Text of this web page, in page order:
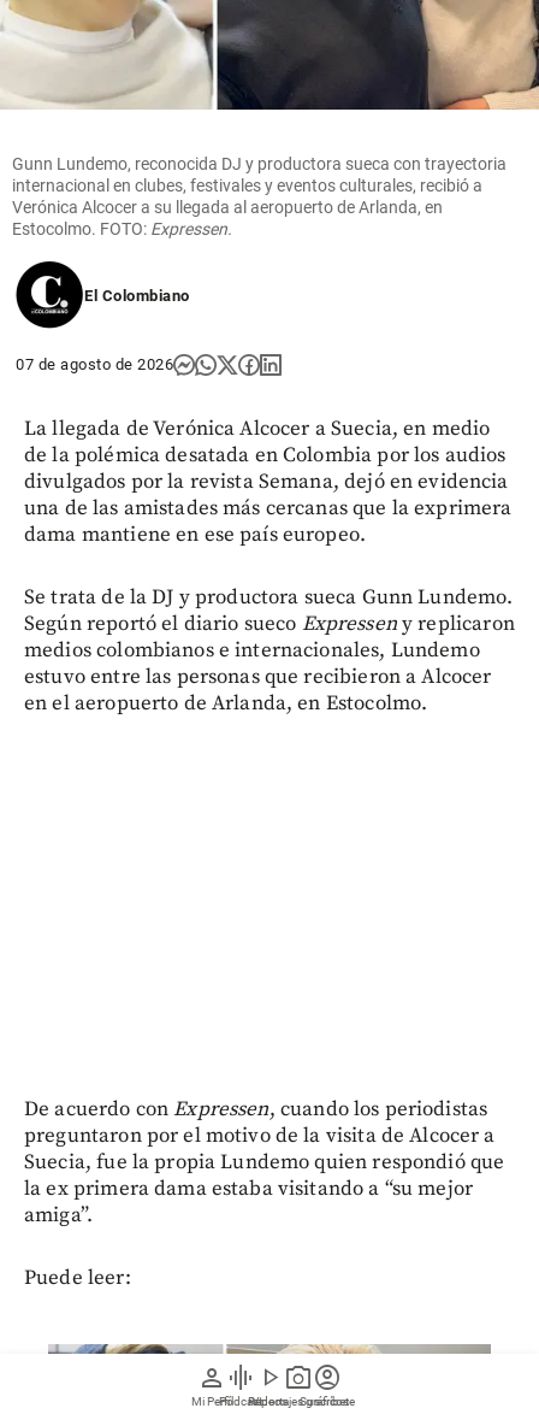
person
Mi Perfil
graphic_eq
Pódcast
play_arrow
Videos
photo_camera
Reportajes gráficos
account_circle
Suscríbete
Gunn Lundemo, reconocida DJ y productora sueca con trayectoria
internacional en clubes, festivales y eventos culturales, recibió a
Verónica Alcocer a su llegada al aeropuerto de Arlanda, en
Estocolmo. FOTO: Expressen.
El Colombiano
07 de agosto de 2026
La llegada de Verónica Alcocer a Suecia, en medio
de la polémica desatada en Colombia por los audios
divulgados por la revista Semana, dejó en evidencia
una de las amistades más cercanas que la exprimera
dama mantiene en ese país europeo.
Se trata de la DJ y productora sueca Gunn Lundemo.
Según reportó el diario sueco Expresseny replicaron
medios colombianos e internacionales, Lundemo
estuvo entre las personas que recibieron a Alcocer
en el aeropuerto de Arlanda, en Estocolmo.
De acuerdo conExpressen, cuando los periodistas
preguntaron por el motivo de la visita de Alcocer a
Suecia, fue la propia Lundemo quien respondió que
la ex primera dama estaba visitando a “su mejor
amiga”.
Puede leer: